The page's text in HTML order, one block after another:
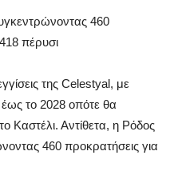
460
πέρυσι
της Celestyal, με
το 2028 οπότε θα
Καστέλι. Αντίθετα, η Ρόδος
460 προκρατήσεις για